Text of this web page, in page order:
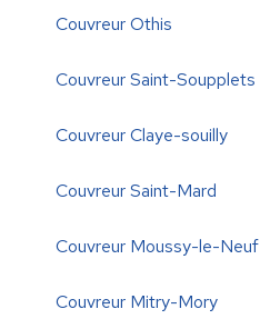
Couvreur Othis
Couvreur Saint-Soupplets
Couvreur Claye-souilly
Couvreur Saint-Mard
Couvreur Moussy-le-Neuf
Couvreur Mitry-Mory